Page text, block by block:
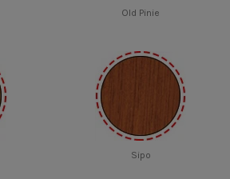
Old Pinie
Sipo